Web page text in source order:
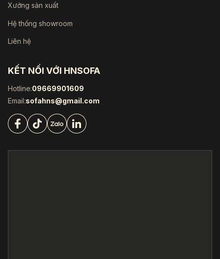
Xưởng sản xuất
Hệ thống showroom
Liên hệ
KẾT NỐI VỚI HNSOFA
Hotline:09669901609
Email:sofahns@gmail.com